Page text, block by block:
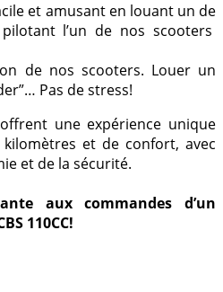
et amusant en louant un de
l’un de nos scooters
de nos scooters. Louer un
Pas de stress!
une expérience unique
et de confort, avec
et de la sécurité.
aux commandes d’un
110CC!